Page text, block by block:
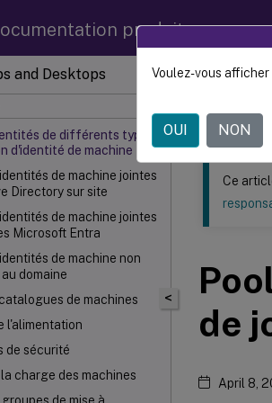
produit
and Desktops
de machines
de machines
de machines
de différents types
d'identité de machine
de machine jointes
Directory sur site
de machine jointes
Microsoft Entra
de machine non
domaine
de machines
l'alimentation
de sécurité
charge des machines
Ce contenu a
Citrix
<
Ce
de
April 8,
Voulez-vous
OUI NON